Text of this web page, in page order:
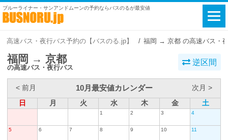
ブルーライナー・サンアンドムーンの予約ならバスのるが最安値
高速バス・夜行バス予約の【バスのる.jp】 福岡 → 京都 の高速バス・
福岡 → 京都
の高速バス・夜行バス
逆区間
< 前月 10月最安値カレンダー
次月 >
日
月 火 水 木 金 土
1 2 3 4
5 6 7 8 9 10 11